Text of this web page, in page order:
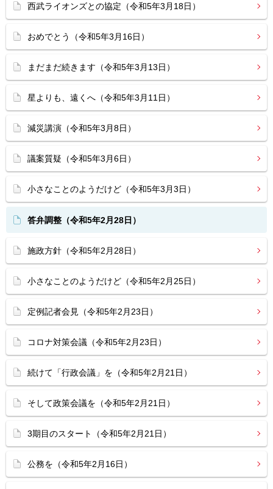
西武ライオンズとの協定（令和5年3月18日）
おめでとう（令和5年3月16日）
まだまだ続きます（令和5年3月13日）
星よりも、遠くへ（令和5年3月11日）
減災講演（令和5年3月8日）
議案質疑（令和5年3月6日）
小さなことのようだけど（令和5年3月3日）
答弁調整（令和5年2月28日）
施政方針（令和5年2月28日）
小さなことのようだけど（令和5年2月25日）
定例記者会見（令和5年2月23日）
コロナ対策会議（令和5年2月23日）
続けて「行政会議」を（令和5年2月21日）
そして政策会議を（令和5年2月21日）
3期目のスタート（令和5年2月21日）
公務を（令和5年2月16日）